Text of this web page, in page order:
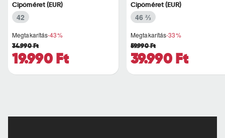
pillanataiban is azonnal r..
Megtakarítás-43%
19.990 Ft
34.990 Ft
Cipőméret (EUR)
42
ritmust diktál..
Megtakarítás-33%
39.990 Ft
59.990 Ft
Cipőméret (EUR)
46 ⅔